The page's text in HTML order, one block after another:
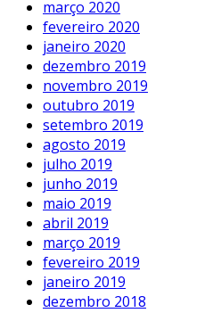
março 2020
fevereiro 2020
janeiro 2020
dezembro 2019
novembro 2019
outubro 2019
setembro 2019
agosto 2019
julho 2019
junho 2019
maio 2019
abril 2019
março 2019
fevereiro 2019
janeiro 2019
dezembro 2018